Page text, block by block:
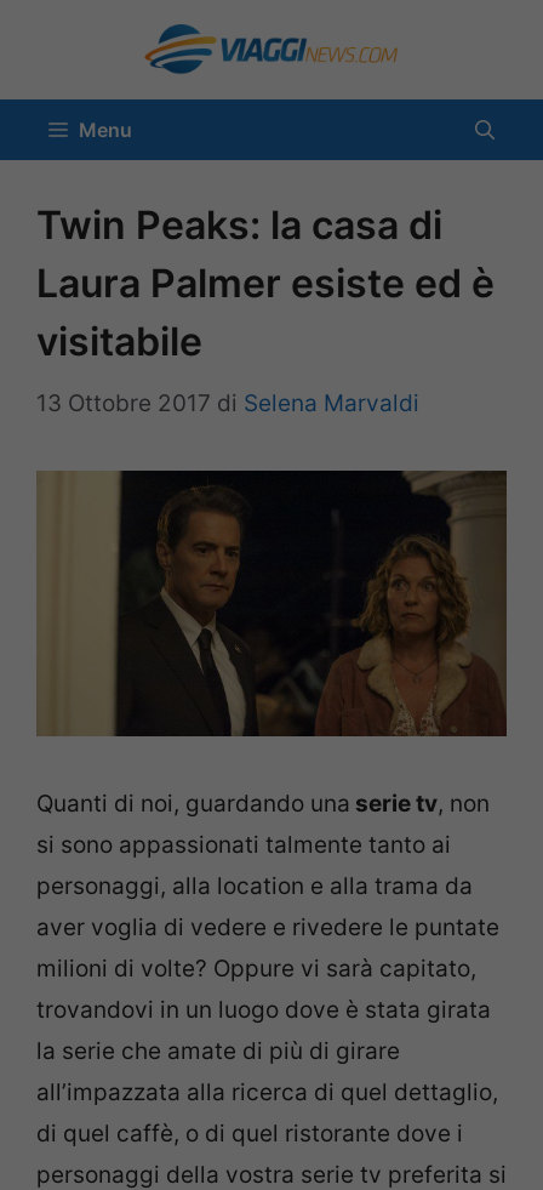
contenuto
Menu
Twin Peaks: la casa di
Laura Palmer esiste ed è
visitabile
13 Ottobre 2017 di Selena Marvaldi
Quanti di noi, guardando una serie tv, non
si sono appassionati talmente tanto ai
personaggi, alla location e alla trama da
aver voglia di vedere e rivedere le puntate
milioni di volte? Oppure vi sarà capitato,
trovandovi in un luogo dove è stata girata
la serie che amate di più di girare
all’impazzata alla ricerca di quel dettaglio,
di quel caffè, o di quel ristorante dove i
personaggi della vostra serie tv preferita si